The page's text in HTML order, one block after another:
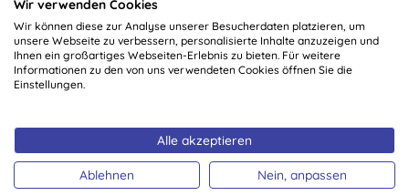
Name
__Secure-YEC
Diese Cookies können von
unsere Website gesetzt werden.
Unternehmen verwendet
Interessen zu erstellen und
eindeutigen Identifizierung Ihres
Internetgeräts. Wenn Sie diese
werden Sie weniger
_fbp
Dieser Cookie wird von
Wir verwenden Cookies
Wir können diese zur Analyse unserer Besucherdaten platzieren, um
unsere Webseite zu verbessern, personalisierte Inhalte anzuzeigen und
Ihnen ein großartiges Webseiten-Erlebnis zu bieten. Für weitere
Informationen zu den von uns verwendeten Cookies öffnen Sie die
Einstellungen.
Alle akzeptieren
Ablehnen Nein, anpassen